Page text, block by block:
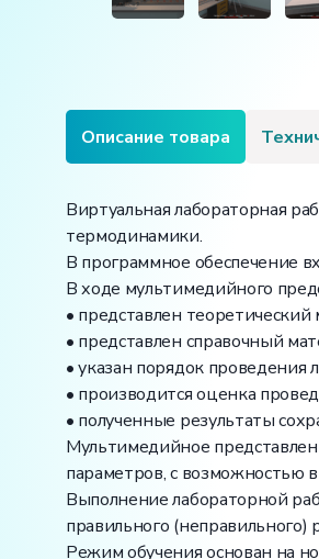
Описание товара
Виртуальная лабораторная
термодинамики.
В программное обеспечение
В ходе мультимедийного
• представлен
• представлен справочный
• указан порядок проведения
• производится оценка
• полученные результаты
Мультимедийное
параметров, с возможностью
Выполнение лабораторной
правильного (неправильного)
Режим обучения основан на